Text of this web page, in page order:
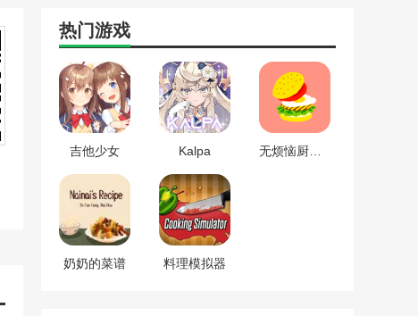
热门游戏
吉他少女 Kalpa
奶奶的菜谱 料理模拟器